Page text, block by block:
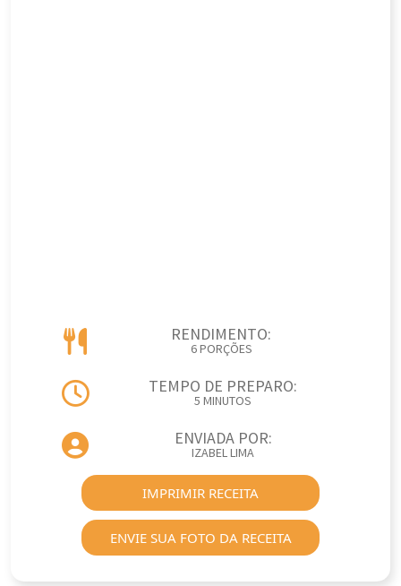
RENDIMENTO:
6 PORÇÕES
TEMPO DE PREPARO:
5 MINUTOS
ENVIADA POR:
IZABEL LIMA
IMPRIMIR RECEITA
ENVIE SUA FOTO DA RECEITA